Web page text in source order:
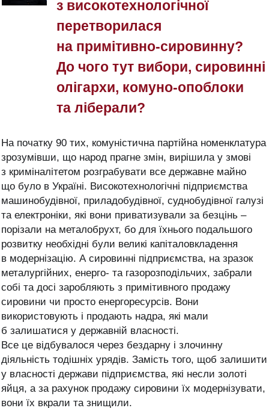
з високотехнологічної
перетворилася
на примітивно-сировинну?
До чого тут вибори, сировинні
олігархи, комуно-опоблоки
та ліберали?
На початку 90 тих, комуністична партійна номенклатура
зрозумівши, що народ прагне змін, вирішила у змові
з криміналітетом розграбувати все державне майно
що було в Україні. Високотехнологічні підприємства
машинобудівної, приладобудівної, суднобудівної галузі
та електроніки, які вони приватизували за безцінь –
порізали на металобрухт, бо для їхнього подальшого
розвитку необхідні були великі капіталовкладення
в модернізацію. А сировинні підприємства, на зразок
металургійних, енерго- та газорозподільчих, забрали
собі та досі заробляють з примітивного продажу
сировини чи просто енергоресурсів. Вони
використовують і продають надра, які мали
б залишатися у державній власності.
Все це відбувалося через бездарну і злочинну
діяльність тодішніх урядів. Замість того, щоб залишити
у власності держави підприємства, які несли золоті
яйця, а за рахунок продажу сировини їх модернізувати,
вони їх вкрали та знищили.